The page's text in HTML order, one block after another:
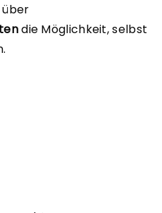
die Möglichkeit, selbst